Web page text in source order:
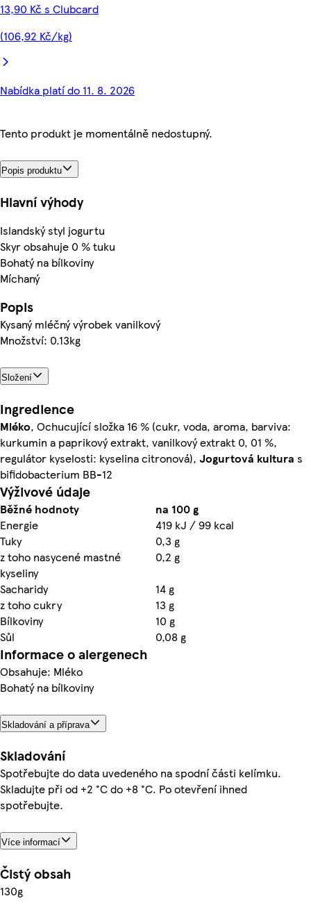
13,90 Kč s Clubcard
(106,92 Kč/kg)
Nabídka platí do 11. 8. 2026
Tento produkt je momentálně nedostupný.
Popis produktu
Hlavní výhody
Islandský styl jogurtu
Skyr obsahuje 0 % tuku
Bohatý na bílkoviny
Míchaný
Popis
Kysaný mléčný výrobek vanilkový
Množství: 0.13kg
Složení
Ingredience
Mléko, Ochucující složka 16 % (cukr, voda, aroma, barviva:
kurkumin a paprikový extrakt, vanilkový extrakt 0, 01 %,
regulátor kyselosti: kyselina citronová), Jogurtová kultura s
bifidobacterium BB-12
Výživové údaje
Běžné hodnoty
na 100 g
Energie
419 kJ / 99 kcal
Tuky
0,3 g
z toho nasycené mastné
kyseliny
0,2 g
Sacharidy
14 g
z toho cukry
13 g
Bílkoviny
10 g
Sůl
0,08 g
Informace o alergenech
Obsahuje: Mléko
Bohatý na bílkoviny
Skladování a příprava
Skladování
Spotřebujte do data uvedeného na spodní části kelímku.
Skladujte při od +2 °C do +8 °C. Po otevření ihned
spotřebujte.
Více informací
Čistý obsah
130g